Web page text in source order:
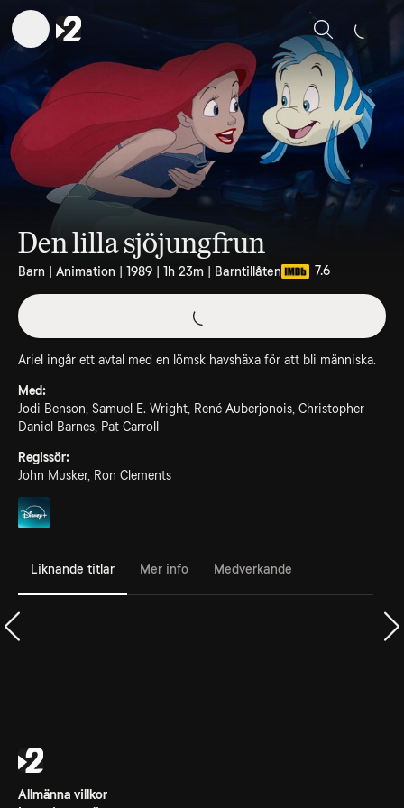
Sök
Den lilla sjöjungfrun
Barn | Animation | 1989 | 1h 23m | Barntillåten 7.6
Ariel ingår ett avtal med en lömsk havshäxa för att bli människa.
Med:
Jodi Benson, Samuel E. Wright, René Auberjonois, Christopher
Daniel Barnes, Pat Carroll
Regissör:
John Musker, Ron Clements
Liknande titlar Mer info Medverkande
Allmänna villkor